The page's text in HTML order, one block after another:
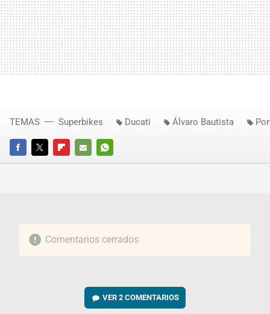
FACEBOOKTWITTERFLIPBOARD
E-
WHATSAPP
TEMAS Superbikes Ducati Álvaro Bautista
Comentarios cerrados
VER2 COMENTARIOS